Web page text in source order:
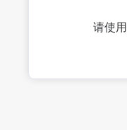
请使用